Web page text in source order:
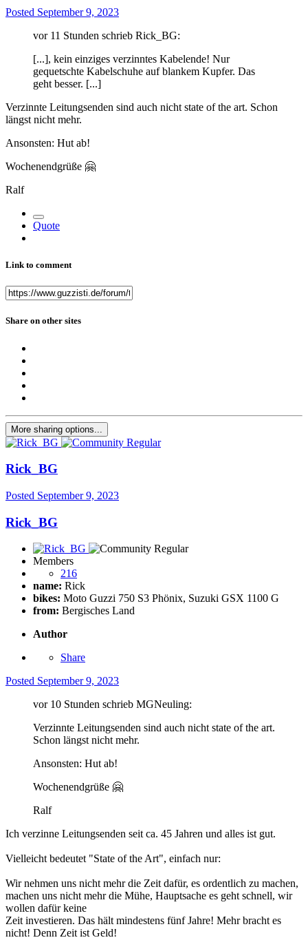
Posted September 9, 2023
vor 11 Stunden schrieb Rick_BG:
[...], kein einziges verzinntes Kabelende! Nur
gequetschte Kabelschuhe auf blankem Kupfer. Das
geht besser. [...]
Verzinnte Leitungsenden sind auch nicht state of the art. Schon
längst nicht mehr.
Ansonsten: Hut ab!
Wochenendgrüße 🤗
Ralf
Quote
Link to comment
Share on other sites
More sharing options...
Rick_BG
Posted September 9, 2023
Rick_BG
Members
216
name: Rick
bikes: Moto Guzzi 750 S3 Phönix, Suzuki GSX 1100 G
from: Bergisches Land
Author
Share
Posted September 9, 2023
vor 10 Stunden schrieb MGNeuling:
Verzinnte Leitungsenden sind auch nicht state of the art.
Schon längst nicht mehr.
Ansonsten: Hut ab!
Wochenendgrüße 🤗
Ralf
Ich verzinne Leitungsenden seit ca. 45 Jahren und alles ist gut.
Vielleicht bedeutet "State of the Art", einfach nur:
Wir nehmen uns nicht mehr die Zeit dafür, es ordentlich zu machen,
machen uns nicht mehr die Mühe, Hauptsache es geht schnell, wir
wollen dafür keine
Zeit investieren. Das hält mindestens fünf Jahre! Mehr bracht es
nicht! Denn Zeit ist Geld!